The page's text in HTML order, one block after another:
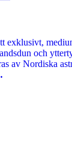
exklusivt,
och
av Nordiska